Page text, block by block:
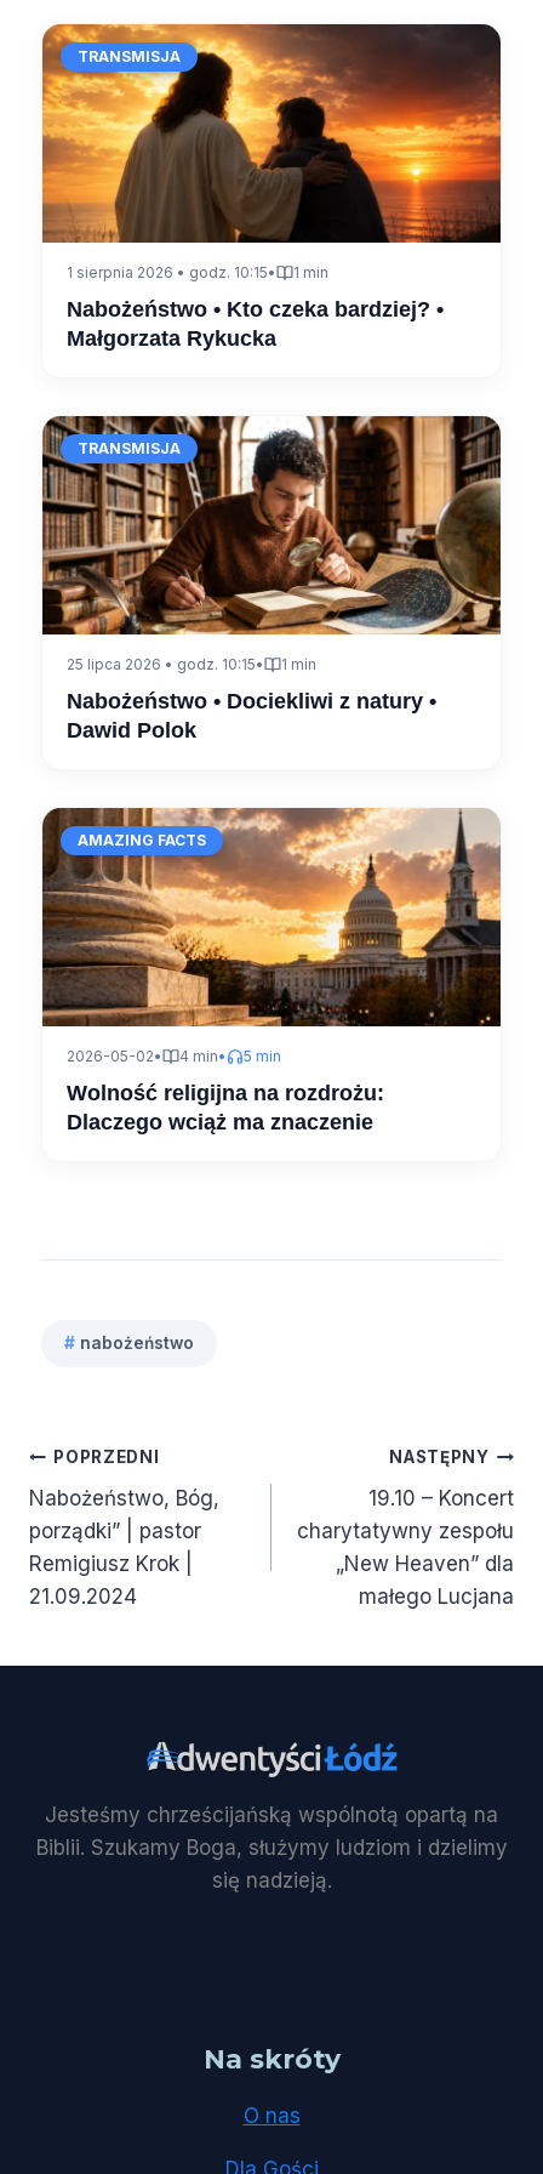
TRANSMISJA
1 sierpnia 2026 • godz. 10:15• 1 min
Nabożeństwo • Kto czeka bardziej? •
Małgorzata Rykucka
TRANSMISJA
25 lipca 2026 • godz. 10:15• 1 min
Nabożeństwo • Dociekliwi z natury •
Dawid Polok
AMAZING FACTS
2026-05-02• 4 min• 5 min
Wolność religijna na rozdrożu:
Dlaczego wciąż ma znaczenie
Tagi
# nabożeństwo
Nawigacja
wpisu
POPRZEDNI
Nabożeństwo, Bóg,
porządki” | pastor
Remigiusz Krok |
21.09.2024
NASTĘPNY
19.10 – Koncert
charytatywny zespołu
„New Heaven” dla
małego Lucjana
Jesteśmy chrześcijańską wspólnotą opartą na
Biblii. Szukamy Boga, służymy ludziom i dzielimy
się nadzieją.
Na skróty
O nas